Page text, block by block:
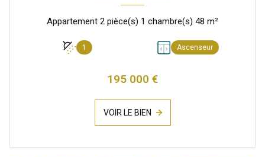
Appartement 2 pièce(s) 1 chambre(s) 48 m²
1 Ascenseur
195 000 €
VOIR LE BIEN